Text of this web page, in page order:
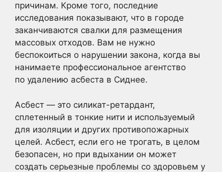
причинам. Кроме того, последние
исследования показывают, что в городе
заканчиваются свалки для размещения
массовых отходов. Вам не нужно
беспокоиться о нарушении закона, когда вы
нанимаете профессиональное агентство
по удалению асбеста в Сиднее.
Асбест — это силикат-ретардант,
сплетенный в тонкие нити и используемый
для изоляции и других противопожарных
целей. Асбест, если его не трогать, в целом
безопасен, но при вдыхании он может
создать серьезные проблемы со здоровьем у